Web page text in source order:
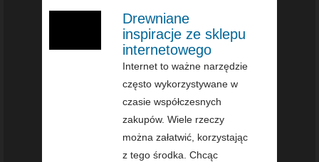
Drewniane
inspiracje ze sklepu
internetowego
Internet to ważne narzędzie
często wykorzystywane w
czasie współczesnych
zakupów. Wiele rzeczy
można załatwić, korzystając
z tego środka. Chcąc